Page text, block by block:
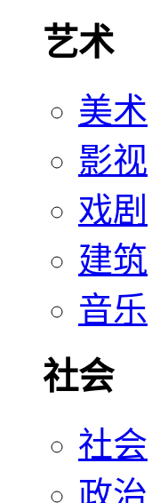
艺术
美术
影视
戏剧
建筑
音乐
社会
社会
政治